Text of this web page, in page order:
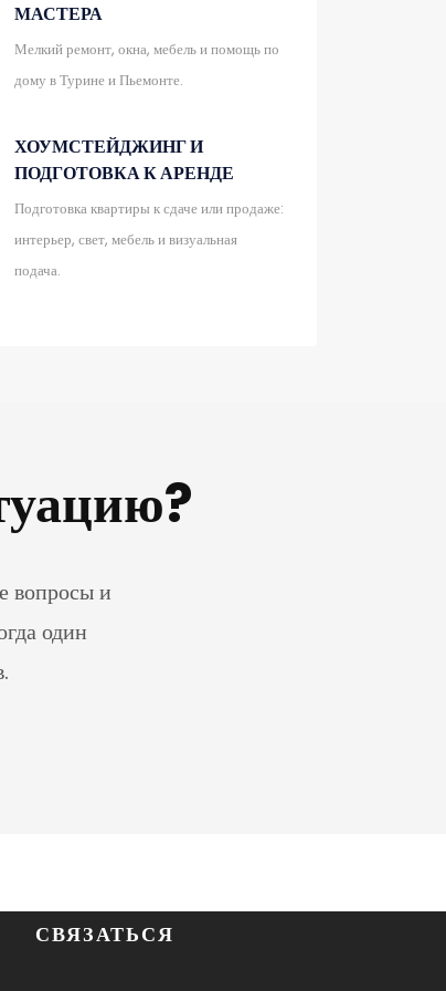
МАСТЕРА
Мелкий ремонт, окна, мебель и помощь по
дому в Турине и Пьемонте.
ХОУМСТЕЙДЖИНГ И
ПОДГОТОВКА К АРЕНДЕ
Подготовка квартиры к сдаче или продаже:
интерьер, свет, мебель и визуальная
подача.
вопросы и
один
СВЯЗАТЬСЯ